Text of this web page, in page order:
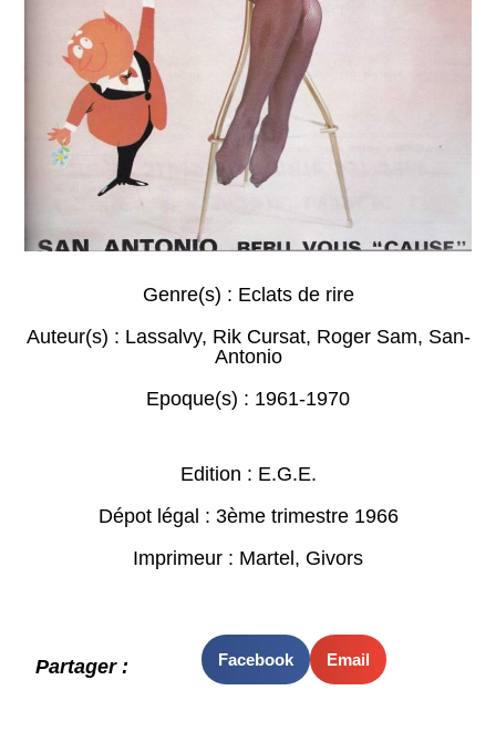
Genre(s) : Eclats de rire
Auteur(s) : Lassalvy, Rik Cursat, Roger Sam, San-
Antonio
Epoque(s) : 1961-1970
Edition : E.G.E.
Dépot légal : 3ème trimestre 1966
Imprimeur : Martel, Givors
Partager : Facebook Email